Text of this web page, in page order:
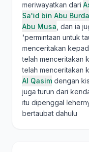
meriwayatkan dari
Sa'id bin Abu
Abu Musa , dan ia
'permintaan untuk
menceritakan
telah menceritakan
telah menceritakan
Al Qasim dengan
juga turun dari
itu dipenggal
bertaubat dahulu